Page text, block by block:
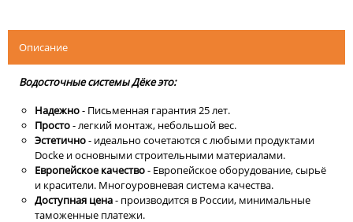
Описание
Водосточные системы Дёке это:
Надежно- Письменная гарантия 25 лет.
Просто- легкий монтаж, небольшой вес.
Эстетично- идеально сочетаются с любыми продуктами
Docke и основными строительными материалами.
Европейское качество- Европейское оборудование, сырьё
и красители. Многоуровневая система качества.
Доступная цена- производится в России, минимальные
таможенные платежи.